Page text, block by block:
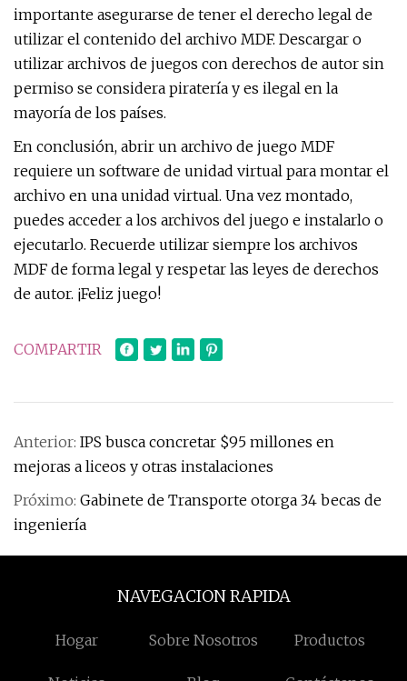
importante asegurarse de tener el derecho legal de
utilizar el contenido del archivo MDF. Descargar o
utilizar archivos de juegos con derechos de autor sin
permiso se considera piratería y es ilegal en la
mayoría de los países.
En conclusión, abrir un archivo de juego MDF
requiere un software de unidad virtual para montar el
archivo en una unidad virtual. Una vez montado,
puedes acceder a los archivos del juego e instalarlo o
ejecutarlo. Recuerde utilizar siempre los archivos
MDF de forma legal y respetar las leyes de derechos
de autor. ¡Feliz juego!
COMPARTIR
Anterior: IPS busca concretar $95 millones en
mejoras a liceos y otras instalaciones
Próximo: Gabinete de Transporte otorga 34 becas de
ingeniería
NAVEGACION RAPIDA
Hogar Sobre Nosotros Productos